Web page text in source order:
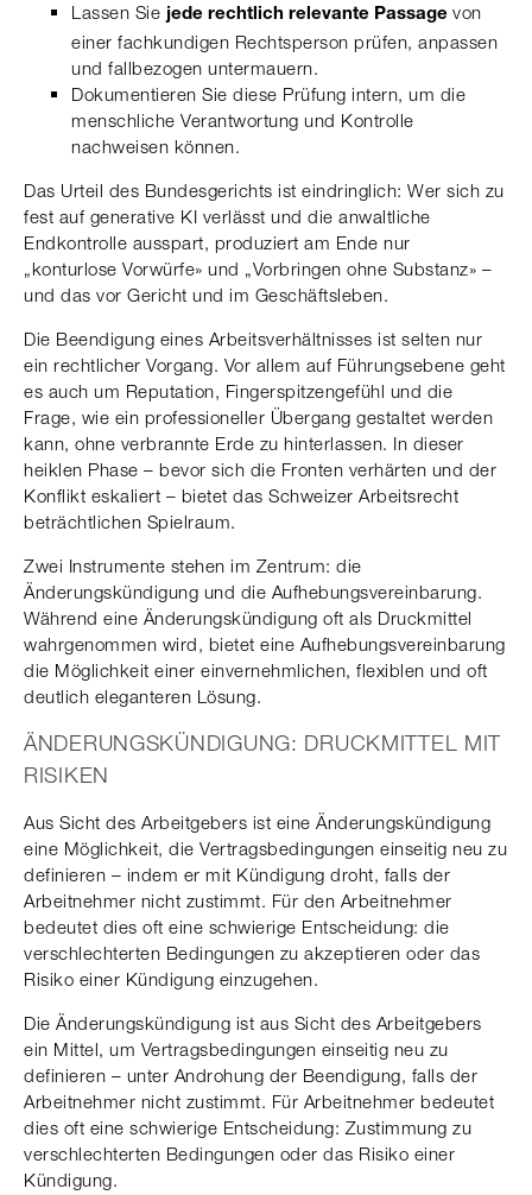
Lassen Sie jede rechtlich relevante Passage von
einer fachkundigen Rechtsperson prüfen, anpassen
und fallbezogen untermauern.
Dokumentieren Sie diese Prüfung intern, um die
menschliche Verantwortung und Kontrolle
nachweisen können.
Das Urteil des Bundesgerichts ist eindringlich: Wer sich zu
fest auf generative KI verlässt und die anwaltliche
Endkontrolle ausspart, produziert am Ende nur
„konturlose Vorwürfe» und „Vorbringen ohne Substanz» –
und das vor Gericht und im Geschäftsleben.
Die Beendigung eines Arbeitsverhältnisses ist selten nur
ein rechtlicher Vorgang. Vor allem auf Führungsebene geht
es auch um Reputation, Fingerspitzengefühl und die
Frage, wie ein professioneller Übergang gestaltet werden
kann, ohne verbrannte Erde zu hinterlassen. In dieser
heiklen Phase – bevor sich die Fronten verhärten und der
Konflikt eskaliert – bietet das Schweizer Arbeitsrecht
beträchtlichen Spielraum.
Zwei Instrumente stehen im Zentrum: die
Änderungskündigung und die Aufhebungsvereinbarung.
Während eine Änderungskündigung oft als Druckmittel
wahrgenommen wird, bietet eine Aufhebungsvereinbarung
die Möglichkeit einer einvernehmlichen, flexiblen und oft
deutlich eleganteren Lösung.
ÄNDERUNGSKÜNDIGUNG: DRUCKMITTEL MIT
RISIKEN
Aus Sicht des Arbeitgebers ist eine Änderungskündigung
eine Möglichkeit, die Vertragsbedingungen einseitig neu zu
definieren – indem er mit Kündigung droht, falls der
Arbeitnehmer nicht zustimmt. Für den Arbeitnehmer
bedeutet dies oft eine schwierige Entscheidung: die
verschlechterten Bedingungen zu akzeptieren oder das
Risiko einer Kündigung einzugehen.
Die Änderungskündigung ist aus Sicht des Arbeitgebers
ein Mittel, um Vertragsbedingungen einseitig neu zu
definieren – unter Androhung der Beendigung, falls der
Arbeitnehmer nicht zustimmt. Für Arbeitnehmer bedeutet
dies oft eine schwierige Entscheidung: Zustimmung zu
verschlechterten Bedingungen oder das Risiko einer
Kündigung.